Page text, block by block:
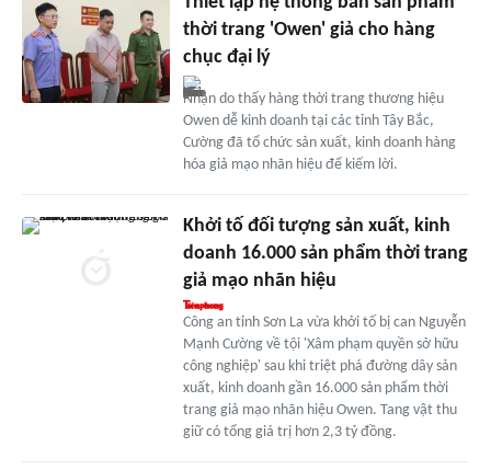
thời trang 'Owen' giả cho hàng
chục đại lý
Nhận do thấy hàng thời trang thương hiệu
Owen dễ kinh doanh tại các tỉnh Tây Bắc,
Cường đã tổ chức sản xuất, kinh doanh hàng
hóa giả mạo nhãn hiệu để kiếm lời.
Khởi tố đối tượng sản xuất, kinh
doanh 16.000 sản phẩm thời trang
giả mạo nhãn hiệu
Công an tỉnh Sơn La vừa khởi tố bị can Nguyễn
Mạnh Cường về tội 'Xâm phạm quyền sở hữu
công nghiệp' sau khi triệt phá đường dây sản
xuất, kinh doanh gần 16.000 sản phẩm thời
trang giả mạo nhãn hiệu Owen. Tang vật thu
giữ có tổng giá trị hơn 2,3 tỷ đồng.